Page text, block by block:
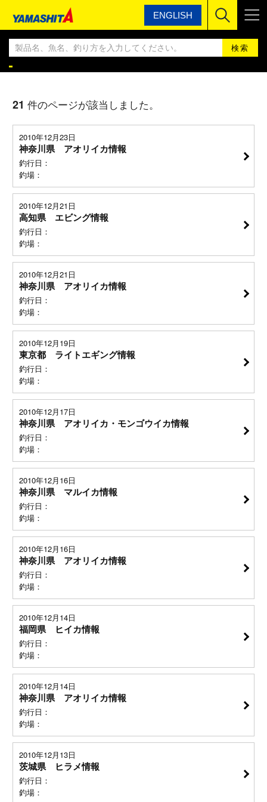
ENGLISH
ヤマシタ ヤマシタ釣果情報BLOG
ヤマシタ釣果情報
21 件のページが該当しました。
2010年12月23日
神奈川県 アオリイカ情報
釣行日：
釣場：
2010年12月21日
高知県 エビング情報
釣行日：
釣場：
2010年12月21日
神奈川県 アオリイカ情報
釣行日：
釣場：
2010年12月19日
東京都 ライトエギング情報
釣行日：
釣場：
2010年12月17日
神奈川県 アオリイカ・モンゴウイカ情報
釣行日：
釣場：
2010年12月16日
神奈川県 マルイカ情報
釣行日：
釣場：
2010年12月16日
神奈川県 アオリイカ情報
釣行日：
釣場：
2010年12月14日
福岡県 ヒイカ情報
釣行日：
釣場：
2010年12月14日
神奈川県 アオリイカ情報
釣行日：
釣場：
2010年12月13日
茨城県 ヒラメ情報
釣行日：
釣場：